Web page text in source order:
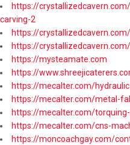
https://
carving-2
https://
https://
https://mysteamate.com
https://
https://mecalter.com/
https://mecalter.com/metal-
https://mecalter.com/
https://mecalter.com/cns-
https://moncoachgay.com/